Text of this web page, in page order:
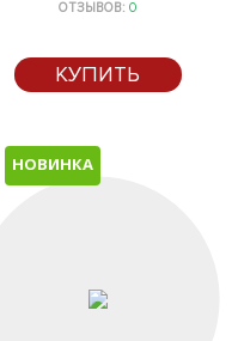
ОТЗЫВОВ:0
КУПИТЬ
НОВИНКА